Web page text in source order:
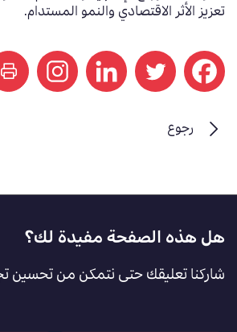
تعزيز الأثر الاقتصادي والنمو المستدام.
رجوع
Footer
Feedback
[AR]
هل هذه الصفحة مفيدة لك؟
شاركنا تعليقك حتى نتمكن من تحسين